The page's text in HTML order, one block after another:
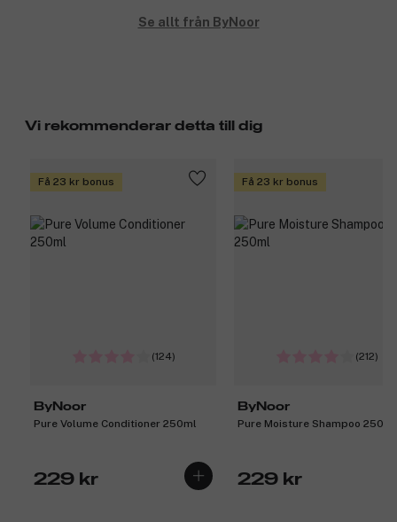
Se allt från ByNoor
Vi rekommenderar detta till dig
Få 23 kr bonus
(124)
ByNoor
Pure Volume Conditioner 250ml
229 kr
Få 23 kr bonus
(212)
ByNoor
Pure Moisture Shampoo 250ml
229 kr